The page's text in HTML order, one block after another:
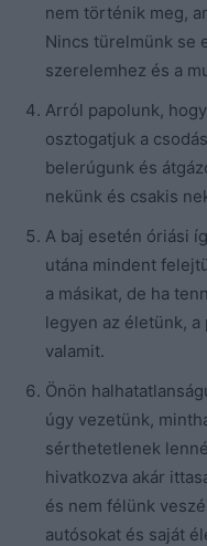
nem történik meg,
Nincs türelmünk se
szerelemhez és a
Arról papolunk,
osztogatjuk a
belerúgunk és
nekünk és csakis
A baj esetén óriási
utána mindent
a másikat, de ha
legyen az életünk,
valamit.
Önön
úgy vezetünk,
sérthetetlenek
hivatkozva akár
és nem félünk
autósokat és saját